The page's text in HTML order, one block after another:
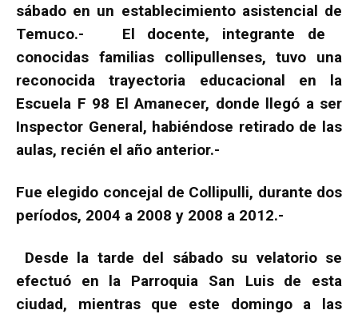
sábado en un establecimiento asistencial de
Temuco.- El docente, integrante de
conocidas familias collipullenses, tuvo una
reconocida trayectoria educacional en la
Escuela F 98 El Amanecer, donde llegó a ser
Inspector General, habiéndose retirado de las
aulas, recién el año anterior.-
Fue elegido concejal de Collipulli, durante dos
períodos, 2004 a 2008 y 2008 a 2012.-
Desde la tarde del sábado su velatorio se
efectuó en la Parroquia San Luis de esta
ciudad, mientras que este domingo a las